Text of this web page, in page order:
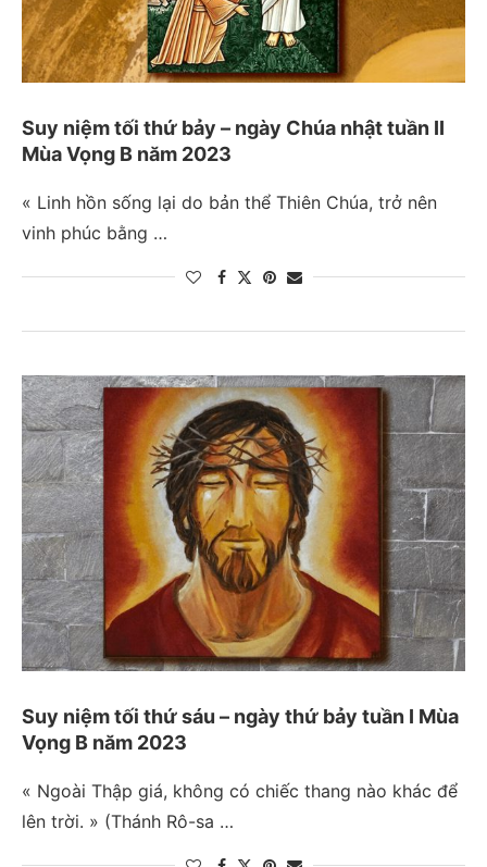
Suy niệm tối thứ bảy – ngày Chúa nhật tuần II
Mùa Vọng B năm 2023
« Linh hồn sống lại do bản thể Thiên Chúa, trở nên
vinh phúc bằng …
Suy niệm tối thứ sáu – ngày thứ bảy tuần I Mùa
Vọng B năm 2023
« Ngoài Thập giá, không có chiếc thang nào khác để
lên trời. » (Thánh Rô-sa …